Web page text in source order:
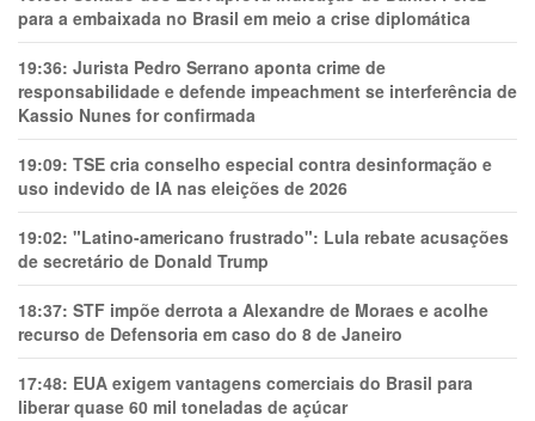
para a embaixada no Brasil em meio a crise diplomática
19:36: Jurista Pedro Serrano aponta crime de
responsabilidade e defende impeachment se interferência de
Kassio Nunes for confirmada
19:09: TSE cria conselho especial contra desinformação e
uso indevido de IA nas eleições de 2026
19:02: "Latino-americano frustrado": Lula rebate acusações
de secretário de Donald Trump
18:37: STF impõe derrota a Alexandre de Moraes e acolhe
recurso de Defensoria em caso do 8 de Janeiro
17:48: EUA exigem vantagens comerciais do Brasil para
liberar quase 60 mil toneladas de açúcar